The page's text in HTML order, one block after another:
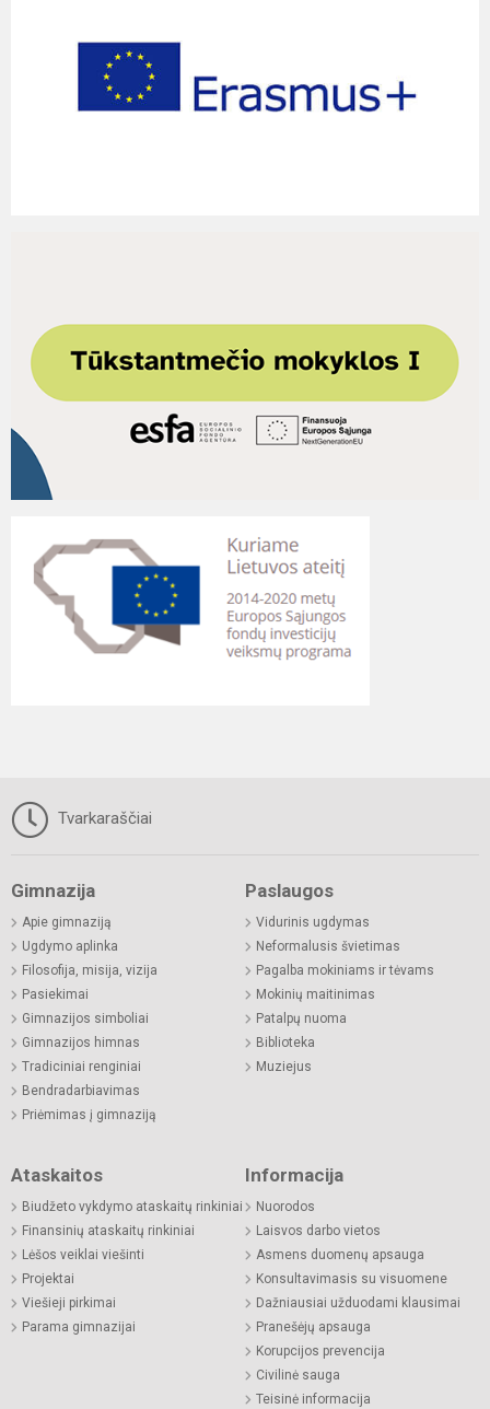
Tvarkaraščiai
Gimnazija
Apie gimnaziją
Ugdymo aplinka
Filosofija, misija, vizija
Pasiekimai
Gimnazijos simboliai
Gimnazijos himnas
Tradiciniai renginiai
Bendradarbiavimas
Priėmimas į gimnaziją
Paslaugos
Vidurinis ugdymas
Neformalusis švietimas
Pagalba mokiniams ir tėvams
Mokinių maitinimas
Patalpų nuoma
Biblioteka
Muziejus
Ataskaitos
Biudžeto vykdymo ataskaitų rinkiniai
Finansinių ataskaitų rinkiniai
Lėšos veiklai viešinti
Projektai
Viešieji pirkimai
Parama gimnazijai
Informacija
Nuorodos
Laisvos darbo vietos
Asmens duomenų apsauga
Konsultavimasis su visuomene
Dažniausiai užduodami klausimai
Pranešėjų apsauga
Korupcijos prevencija
Civilinė sauga
Teisinė informacija